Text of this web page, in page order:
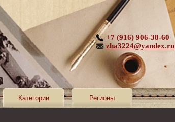
+7 (916) 906-38-60
zha3224@yandex.ru
Категории Регионы